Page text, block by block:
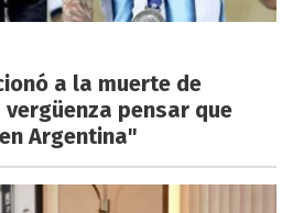
a la muerte de
vergüenza pensar que
Argentina"